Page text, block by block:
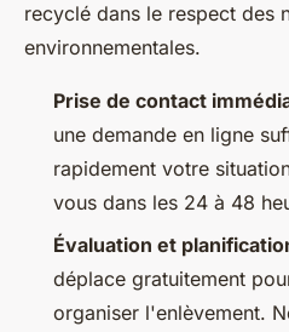
recyclé dans le respect des
environnementales.
Prise de contact
une demande en ligne
rapidement votre
vous dans les 24 à 48
Évaluation et
déplace gratuitement
organiser l'enlèvement.